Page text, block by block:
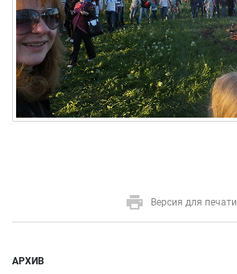
Версия для печати
АРХИВ